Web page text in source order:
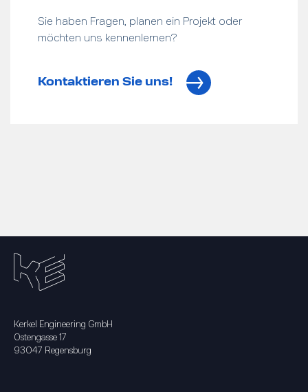
Sie haben Fragen, planen ein Projekt oder
möchten uns kennenlernen?
Kontaktieren Sie uns!
Kerkel Engineering GmbH
Ostengasse 17
93047 Regensburg